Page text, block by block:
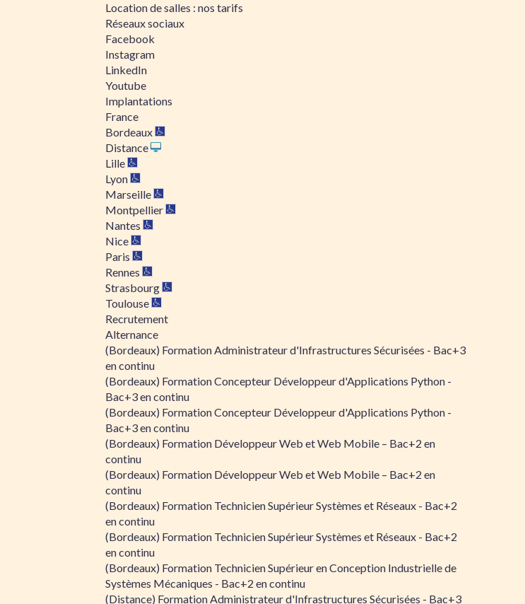
Location de salles : nos tarifs
Réseaux sociaux
Facebook
Instagram
LinkedIn
Youtube
Implantations
France
Bordeaux
Distance
Lille
Lyon
Marseille
Montpellier
Nantes
Nice
Paris
Rennes
Strasbourg
Toulouse
Recrutement
Alternance
(Bordeaux) Formation Administrateur d'Infrastructures Sécurisées - Bac+3
en continu
(Bordeaux) Formation Concepteur Développeur d'Applications Python -
Bac+3 en continu
(Bordeaux) Formation Concepteur Développeur d'Applications Python -
Bac+3 en continu
(Bordeaux) Formation Développeur Web et Web Mobile – Bac+2 en
continu
(Bordeaux) Formation Développeur Web et Web Mobile – Bac+2 en
continu
(Bordeaux) Formation Technicien Supérieur Systèmes et Réseaux - Bac+2
en continu
(Bordeaux) Formation Technicien Supérieur Systèmes et Réseaux - Bac+2
en continu
(Bordeaux) Formation Technicien Supérieur en Conception Industrielle de
Systèmes Mécaniques - Bac+2 en continu
(Distance) Formation Administrateur d'Infrastructures Sécurisées - Bac+3